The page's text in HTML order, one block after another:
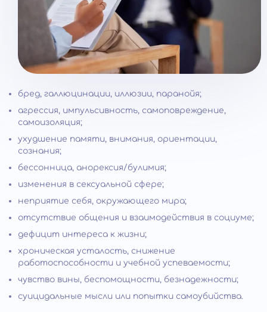
бред, галлюцинации, иллюзии, паранойя;
агрессия, импульсивность, самоповреждение,
самоизоляция;
ухудшение памяти, внимания, ориентации,
сознания;
бессонница, анорексия/булимия;
изменения в сексуальной сфере;
неприятие себя, окружающего мира;
отсутствие общения и взаимодействия в социуме;
дефицит интереса к жизни;
хроническая усталость, снижение
работоспособности и учебной успеваемости;
чувство вины, беспомощности, безнадежности;
суицидальные мысли или попытки самоубийства.